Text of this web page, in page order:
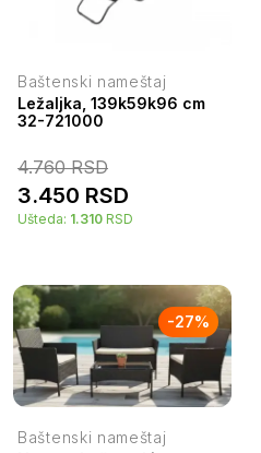
Baštenski nameštaj
Ležaljka, 139k59k96 cm
32-721000
4.760RSD
3.450 RSD
Ušteda: 1.310 RSD
-27%
Baštenski nameštaj